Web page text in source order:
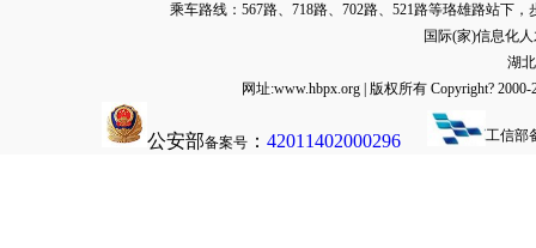
乘车路线：567路、718路、702路、521路等珞雄路站下
国际(家)信息化
湖
网址:www.hbpx.org | 版权所有 Copyright?
公安部备案号 ： 42011402000296 工信部